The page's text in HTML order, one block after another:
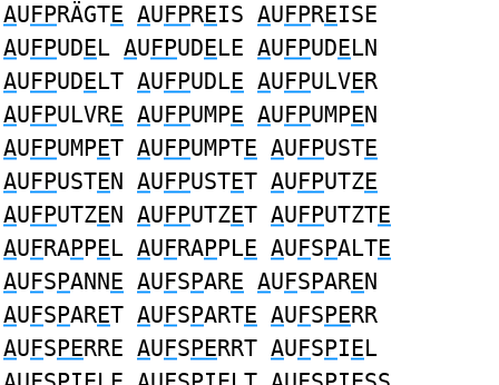
AUFPRÄGTE AUFPREIS AUFPREISE
AUFPUDEL AUFPUDELE AUFPUDELN
AUFPUDELT AUFPUDLE AUFPULVER
AUFPULVRE AUFPUMPE AUFPUMPEN
AUFPUMPET AUFPUMPTE AUFPUSTE
AUFPUSTEN AUFPUSTET AUFPUTZE
AUFPUTZEN AUFPUTZET AUFPUTZTE
AUFRAPPEL AUFRAPPLE AUFSPALTE
AUFSPANNE AUFSPARE AUFSPAREN
AUFSPARET AUFSPARTE AUFSPERR
AUFSPERRE AUFSPERRT AUFSPIEL